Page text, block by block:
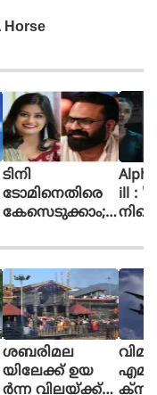
ടിനി
ടോമിനെതിരെ
കേസെടുക്കാം;
പരാതിയിൽ
കോടതി നിർ
ദേശം
Alpha The
ill : '
ശബരിമല
യിലേക്ക് ഉയ
ര്‍ന്ന വിലയ്ക്ക്